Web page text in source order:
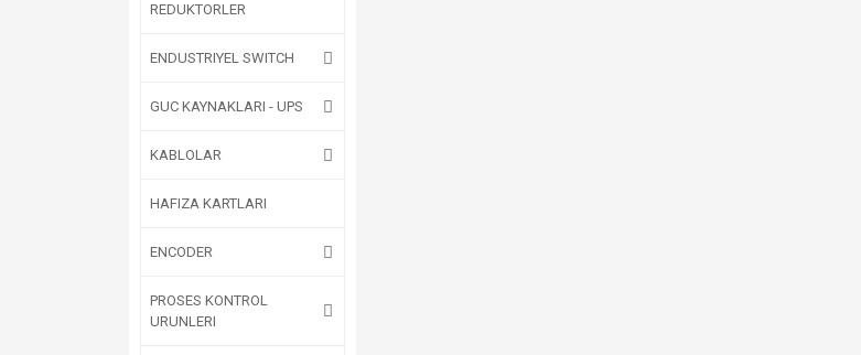
REDUKTORLER
ENDUSTRIYEL SWITCH
GUC KAYNAKLARI - UPS
KABLOLAR
HAFIZA KARTLARI
ENCODER
PROSES KONTROL
URUNLERI